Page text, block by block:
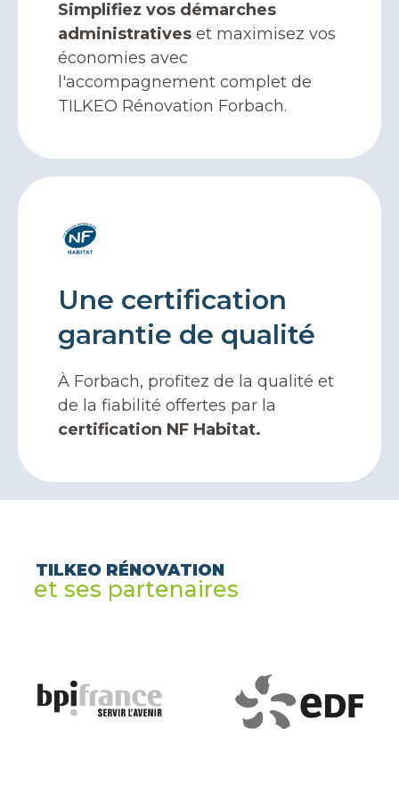
Simplifiez vos démarches
administratives et maximisez vos
économies avec
l'accompagnement complet de
TILKEO Rénovation Forbach.
Une certification
garantie de qualité
À Forbach, profitez de la qualité et
de la fiabilité offertes par la
certification NF Habitat.
TILKEO RÉNOVATION
et ses partenaires